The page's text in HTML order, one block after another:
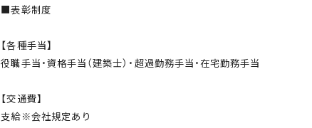
■表彰制度
【各種手当】
役職手当・資格手当（建築士）・超過勤務手当・在宅勤務手当
【交通費】
支給※会社規定あり